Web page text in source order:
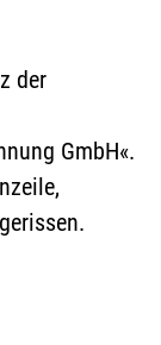
der
GmbH«.